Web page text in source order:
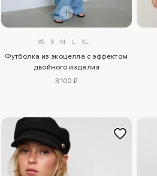
XS S M L XL
Футболка из экоцелла с эффектом
двойного изделия
3100 ₽